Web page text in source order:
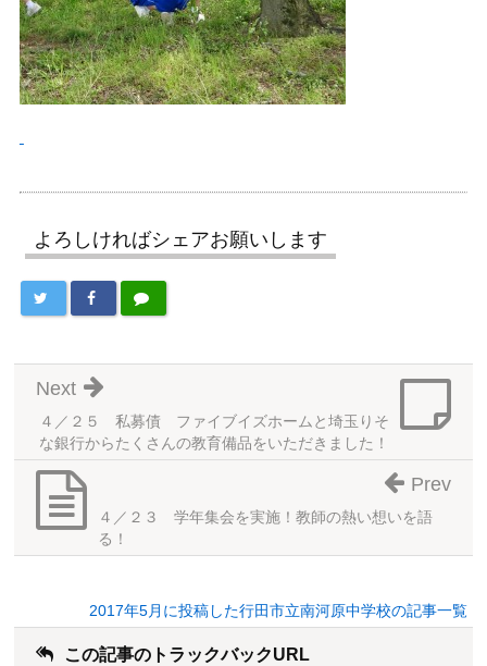
よろしければシェアお願いします
４／２５ 私募債 ファイブイズホームと埼玉りそ
な銀行からたくさんの教育備品をいただきました！
Next
４／２３ 学年集会を実施！教師の熱い想いを語
る！
Prev
2017年5月に投稿した行田市立南河原中学校の記事一覧
この記事のトラックバックURL